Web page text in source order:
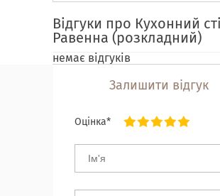
Відгуки про Кухонний
Равенна (розкладний)
немає відгуків
Залишити відгук
Оцінка*